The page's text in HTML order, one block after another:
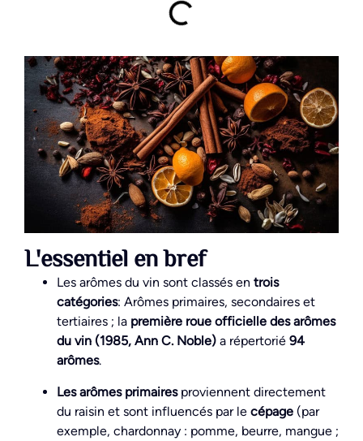
L'essentiel en bref
Les arômes du vin sont classés en trois
catégories: Arômes primaires, secondaires et
tertiaires ; la première roue officielle des arômes
du vin (1985, Ann C. Noble) a répertorié 94
arômes.
Les arômes primairesproviennent directement
du raisin et sont influencés par le cépage (par
exemple, chardonnay : pomme, beurre, mangue ;